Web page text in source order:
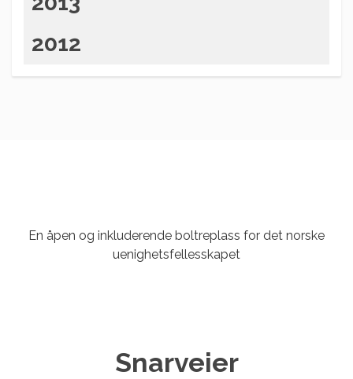
2012
En åpen og inkluderende boltreplass for det norske
uenighetsfellesskapet
Snarveier